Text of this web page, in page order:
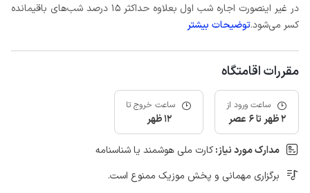
در غیر اینصورت اجاره شب اول بعلاوه حداکثر 15 درصد شب‌های باقیمانده
کسر می‌شود.توضیحات بیشتر
مقررات اقامتگاه
ساعت ورود از
2 ظهر تا 6 عصر
ساعت خروج تا
12 ظهر
مدارک مورد نیاز:کارت ملی هوشمند یا شناسنامه
برگزاری مهمانی و پخش موزیک ممنوع است.